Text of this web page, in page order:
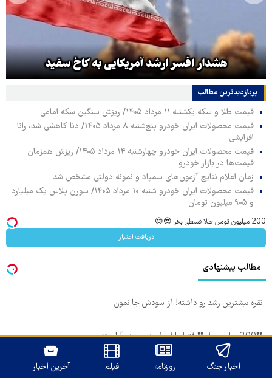
هشدار افسر ارشد آمریکایی به کاخ سفید
پربازدیدترین‌ مطالب
قیمت طلا و سکه یکشنبه ۱۱ مرداد ۱۴۰۵/ ریزش سنگین سکه امامی
قیمت محصولات ایران خودرو پنج‌شنبه ۸ مرداد ۱۴۰۵/ دنا کاهشی شد، رانا
افزایشی
قیمت محصولات ایران خودرو چهارشنبه ۱۴ مرداد ۱۴۰۵/ ریزش همزمان
قیمت‌ها در بازار خودرو
زمان اعلام نتایج آزمون‌های سمپاد و نمونه دولتی مشخص شد
قیمت محصولات ایران خودرو شنبه ۱۰ مرداد ۱۴۰۵/ سورن پلاس یک میلیارد
و ۹۰۵ میلیون تومان
200 میلیون تومن طلا قسطی بخر 😎😍
دریافت اعتبار
مطالب پیشنهادی
نقره بیشترین رشد رو داشته! از سودش جا نمون
❗❗200 میلیون وام❗❗ فقط با احراز هویت در آبان تتر
هر کوینی که بخوای تو آبان تتر هست! احراز هویت کن
اخبار جنگ روزنامه فیلم آخرین اخبار